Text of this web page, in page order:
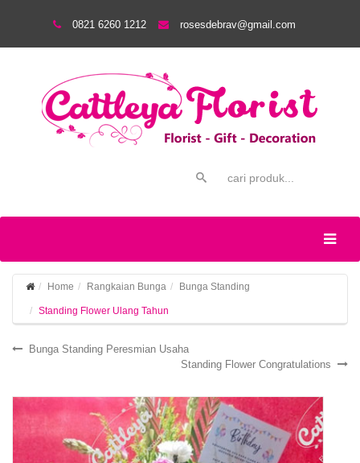
0821 6260 1212 rosesdebrav@gmail.com
Home Rangkaian Bunga Bunga Standing
Standing Flower Ulang Tahun
Bunga Standing Peresmian Usaha
Standing Flower Congratulations